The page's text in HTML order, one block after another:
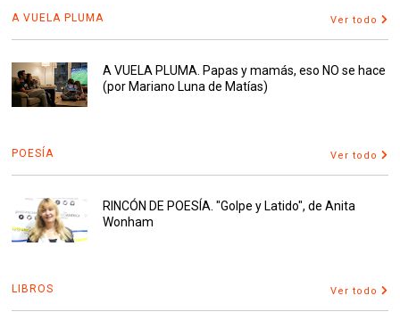
A VUELA PLUMA Ver todo
A VUELA PLUMA. Papas y mamás, eso NO se hace
(por Mariano Luna de Matías)
POESÍA Ver todo
RINCÓN DE POESÍA. "Golpe y Latido", de Anita
Wonham
LIBROS Ver todo